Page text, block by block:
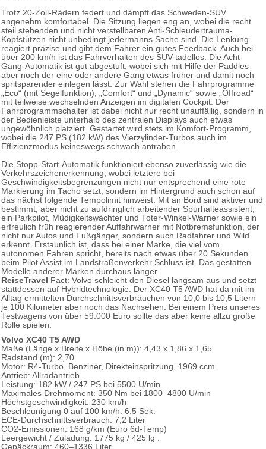
Trotz 20-Zoll-Rädern federt und dämpft das Schweden-SUV
angenehm komfortabel. Die Sitzung liegen eng an, wobei die recht
steil stehenden und nicht verstellbaren Anti-Schleudertrauma-
Kopfstützen nicht unbedingt jedermanns Sache sind. Die Lenkung
reagiert präzise und gibt dem Fahrer ein gutes Feedback. Auch bei
über 200 km/h ist das Fahrverhalten des SUV tadellos. Die Acht-
Gang-Automatik ist gut abgestuft, wobei sich mit Hilfe der Paddles
aber noch der eine oder andere Gang etwas früher und damit noch
spritsparender einlegen lässt. Zur Wahl stehen die Fahrprogramme
„Eco“ (mit Segelfunktion), „Comfort“ und „Dynamic“ sowie „Offroad“
mit teilweise wechselnden Anzeigen im digitalen Cockpit. Der
Fahrprogrammschalter ist dabei nicht nur recht unauffällig, sondern in
der Bedienleiste unterhalb des zentralen Displays auch etwas
ungewöhnlich platziert. Gestartet wird stets im Komfort-Programm,
wobei die 247 PS (182 kW) des Vierzylinder-Turbos auch im
Effizienzmodus keineswegs schwach antraben.
Die Stopp-Start-Automatik funktioniert ebenso zuverlässig wie die
Verkehrszeichenerkennung, wobei letztere bei
Geschwindigkeitsbegrenzungen nicht nur entsprechend eine rote
Markierung im Tacho setzt, sondern im Hintergrund auch schon auf
das nächst folgende Tempolimit hinweist. Mit an Bord sind aktiver und
bestimmt, aber nicht zu aufdringlich arbeitender Spurhalteassistent,
ein Parkpilot, Müdigkeitswächter und Toter-Winkel-Warner sowie ein
erfreulich früh reagierender Auffahrwarner mit Notbremsfunktion, der
nicht nur Autos und Fußgänger, sondern auch Radfahrer und Wild
erkennt. Erstaunlich ist, dass bei einer Marke, die viel vom
autonomen Fahren spricht, bereits nach etwas über 20 Sekunden
beim Pilot Assist im Landstraßenverkehr Schluss ist. Das gestatten
Modelle anderer Marken durchaus länger.
ReiseTravel Fact: Volvo schleicht den Diesel langsam aus und setzt
stattdessen auf Hybridtechnologie. Der XC40 T5 AWD hat da mit im
Alltag ermittelten Durchschnittsverbräuchen von 10,0 bis 10,5 Litern
je 100 Kilometer aber noch das Nachsehen. Bei einem Preis unseres
Testwagens von über 59.000 Euro sollte das aber keine allzu große
Rolle spielen.
Volvo XC40 T5 AWD
Maße (Länge x Breite x Höhe (in m)): 4,43 x 1,86 x 1,65
Radstand (m): 2,70
Motor: R4-Turbo, Benziner, Direkteinspritzung, 1969 ccm
Antrieb: Allradantrieb
Leistung: 182 kW / 247 PS bei 5500 U/min
Maximales Drehmoment: 350 Nm bei 1800–4800 U/min
Höchstgeschwindigkeit: 230 km/h
Beschleunigung 0 auf 100 km/h: 6,5 Sek.
ECE-Durchschnittsverbrauch: 7,2 Liter
CO2-Emissionen: 168 g/km (Euro 6d-Temp)
Leergewicht / Zuladung: 1775 kg / 425 lg .
Gepäckraum: 460–1336 Liter